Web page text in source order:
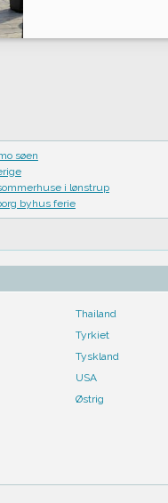
søen
i lønstrup
byhus ferie
Thailand
Tyrkiet
Tyskland
USA
Østrig